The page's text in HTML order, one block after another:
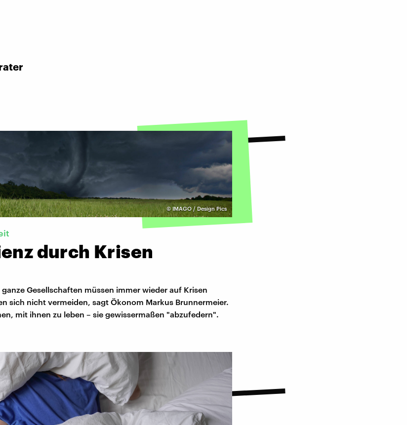
©IMAGO / Design Pics
durch Krisen
Gesellschaften müssen immer wieder auf Krisen
sich nicht vermeiden, sagt Ökonom Markus Brunnermeier.
mit ihnen zu leben – sie gewissermaßen "abzufedern".